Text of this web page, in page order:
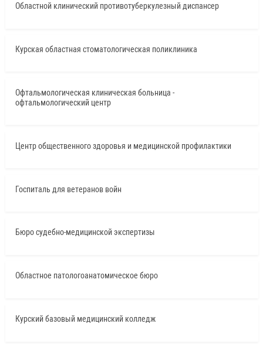
Областной клинический противотуберкулезный диспансер
Курская областная стоматологическая поликлиника
Офтальмологическая клиническая больница -
офтальмологический центр
Центр общественного здоровья и медицинской профилактики
Госпиталь для ветеранов войн
Бюро судебно-медицинской экспертизы
Областное патологоанатомическое бюро
Курский базовый медицинский колледж